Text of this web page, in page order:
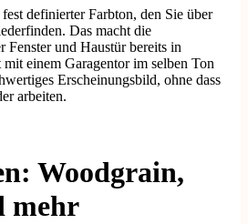
definierter Farbton, den Sie über
Das macht die
Fenster und Haustür bereits in
einem Garagentor im selben Ton
Erscheinungsbild, ohne dass
arbeiten.
Woodgrain,
mehr